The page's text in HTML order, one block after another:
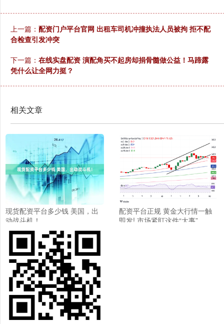
上一篇： 配资门户平台官网 出租车司机冲撞执法人员被拘 拒不配
合检查引发冲突
下一篇： 在线实盘配资 演配角买不起房却捐骨髓做公益！马蹄露
凭什么让全网力挺？
相关文章
现货配资平台多少钱 美国，出
动战斗机！
配资平台正规 黄金大行情一触
即发! 市场紧盯这件“大事”